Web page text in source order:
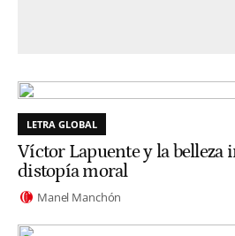
LETRA GLOBAL
Víctor Lapuente y la belleza
distopía moral
Manel Manchón